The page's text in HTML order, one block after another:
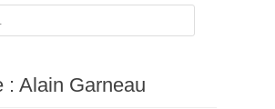
: Alain Garneau